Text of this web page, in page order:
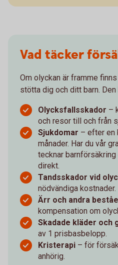
Vad täcker
Om olyckan är framme
stötta dig och ditt barn. Den
Olycksfallsskador –
och resor till och från
Sjukdomar – efter en
månader. Har du vår
tecknar
direkt.
Tandsskador vid
nödvändiga kostnader.
Ärr och andra
kompensation om
Skadade kläder och
av 1 prisbasbelopp.
Kristerapi – för
anhörig.